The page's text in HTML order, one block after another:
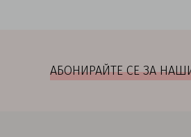
АБОНИРАЙТЕ СЕ ЗА